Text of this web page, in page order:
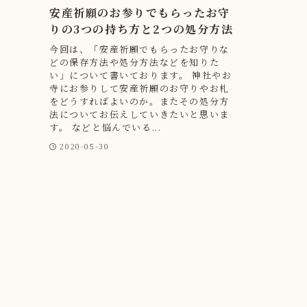
安産祈願のお参りでもらったお守
りの3つの持ち方と2つの処分方法
今回は、「安産祈願でもらったお守りな
どの保存方法や処分方法などを知りた
い」について書いております。 神社やお
寺にお参りして安産祈願のお守りやお札
をどうすればよいのか。またその処分方
法についてお伝えしていきたいと思いま
す。 などと悩んでいる...
2020-05-30